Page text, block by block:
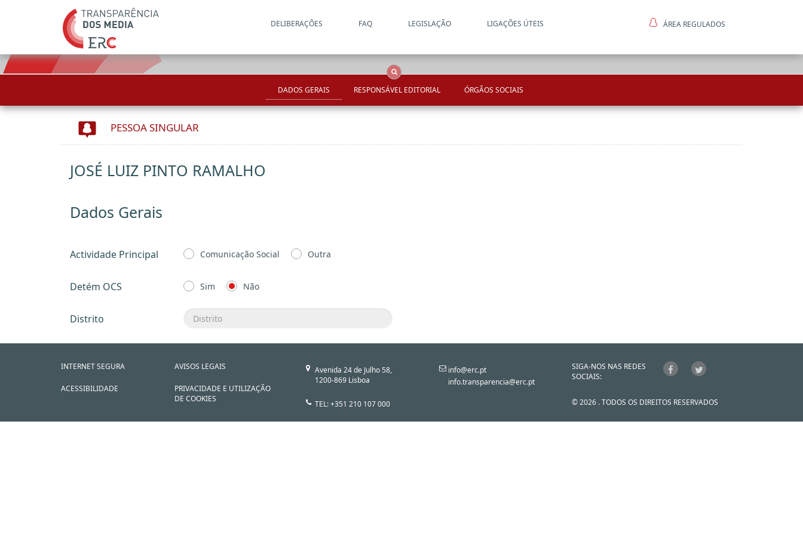
DELIBERAÇÕES FAQ LEGISLAÇÃO LIGAÇÕES ÚTEIS ÁREA REGULADOS
DADOS GERAIS RESPONSÁVEL EDITORIAL ÓRGÃOS SOCIAIS
PESSOA SINGULAR
JOSÉ LUIZ PINTO RAMALHO
Dados Gerais
Actividade Principal Comunicação Social Outra
Detém OCS Sim Não
Distrito
INTERNET SEGURA
ACESSIBILIDADE
AVISOS LEGAIS
PRIVACIDADE E UTILIZAÇÃO
DE COOKIES
Avenida 24 de Julho 58,
1200-869 Lisboa
TEL: +351 210 107 000
info@erc.pt
info.transparencia@erc.pt
SIGA-NOS NAS REDES
SOCIAIS:
© 2026 . TODOS OS DIREITOS RESERVADOS